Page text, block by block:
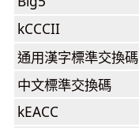
kCCCII
通用漢字標準交換碼
中文標準交換碼
kEACC